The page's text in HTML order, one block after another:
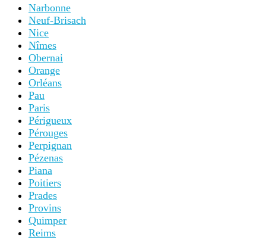
Narbonne
Neuf-Brisach
Nice
Nîmes
Obernai
Orange
Orléans
Pau
Paris
Périgueux
Pérouges
Perpignan
Pézenas
Piana
Poitiers
Prades
Provins
Quimper
Reims